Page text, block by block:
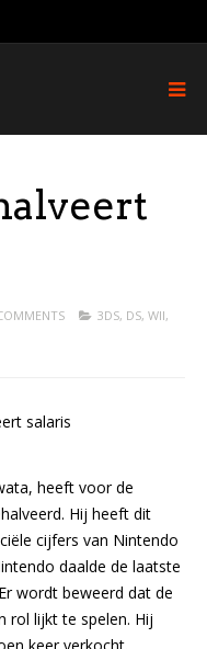
3DS, DS, WII,
heeft voor de
Hij heeft dit
cijfers van Nintendo
daalde de laatste
wordt beweerd dat de
rol lijkt te spelen. Hij